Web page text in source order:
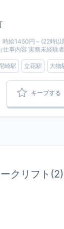
給1450円～(22時
事内容 実務未経験
崎駅 立花駅 大物
キープする
クリフト